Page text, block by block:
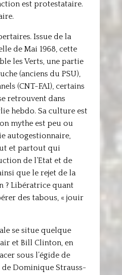
est protestataire.
Issue de la
de Mai 1968, cette
les Verts, une partie
(anciens du PSU),
(CNT-FAI), certains
retrouvent dans
hebdo. Sa culture est
mythe est peu ou
autogestionnaire,
et partout qui
de l’Etat et de
que le rejet de la
? Libératrice quant
des tabous, « jouir
se situe quelque
et Bill Clinton, en
sous l’égide de
de Dominique Strauss-